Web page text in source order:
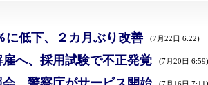
に低下、２カ月ぶり改善 (7月22日 6:22)
雇へ、採用試験で不正発覚 (7月20日 6:59)